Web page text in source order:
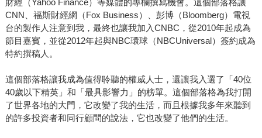
財經（Yahoo Finance）等媒體的專欄撰寫機會。這個部落格讓
CNN、福斯財經網（Fox Business）、彭博（Bloomberg）電視
台的製作人注意到我，最終也讓我加入CNBC，從2010年起成為
節目嘉賓，並從2012年起與NBC環球（NBCUniversal）簽約成為
特約撰稿人。
這個部落格讓我成為值得聆聽的權威人士，還讓我入選了「40位
40歲以下精英」和「最具影響力」的榜單。這個部落格為我打開
了世界各地的大門，它改變了我的生活，而且根據我多年來聽到
的許多投資者和同行顧問的說法，它也改變了他們的生活。